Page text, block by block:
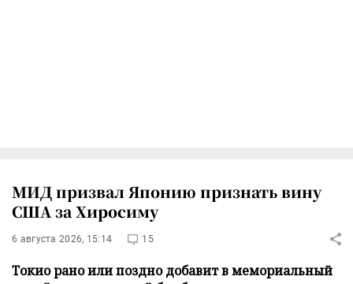
МИД призвал Японию признать вину
США за Хиросиму
6 августа 2026, 15:14 15
Токио рано или поздно добавит в мемориальный